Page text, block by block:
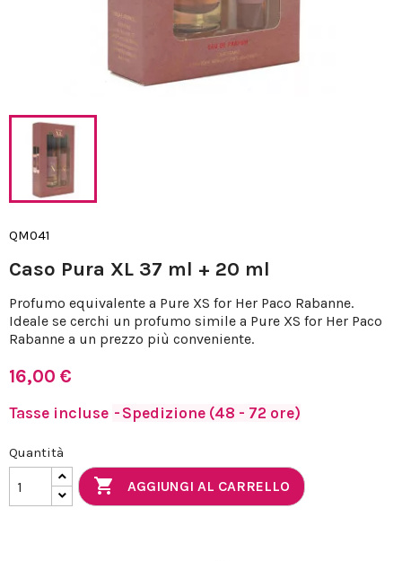
QM041
Caso Pura XL 37 ml + 20 ml
Profumo equivalente a Pure XS for Her Paco Rabanne.
Ideale se cerchi un profumo simile a Pure XS for Her Paco
Rabanne a un prezzo più conveniente.
16,00 €
Tasse incluse Spedizione (48 - 72 ore)
Quantità
 AGGIUNGI AL CARRELLO